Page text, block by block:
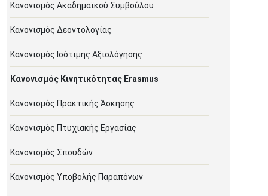
Κανονισμός Ακαδημαϊκού Συμβούλου
Κανονισμός Δεοντολογίας
Κανονισμός Ισότιμης Αξιολόγησης
Κανονισμός Κινητικότητας Erasmus
Κανονισμός Πρακτικής Άσκησης
Κανονισμός Πτυχιακής Εργασίας
Κανονισμός Σπουδών
Κανονισμός Υποβολής Παραπόνων